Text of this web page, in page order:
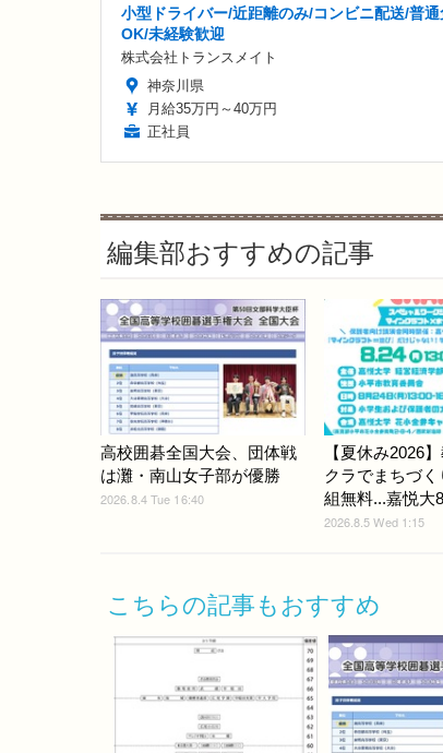
小型ドライバー/近距離のみ/コンビニ配送/普
OK/未経験歓迎
株式会社トランスメイト
神奈川県
月給35万円～40万円
正社員
編集部おすすめの記事
高校囲碁全国大会、団体戦
は灘・南山女子部が優勝
2026.8.4 Tue 16:40
【夏休み2026
クラでまちづ
組無料...嘉悦大
2026.8.5 Wed 1:15
こちらの記事もおすすめ